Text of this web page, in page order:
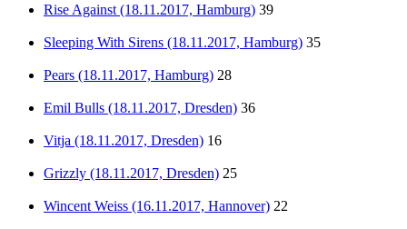
Rise Against (18.11.2017, Hamburg) 39
Sleeping With Sirens (18.11.2017, Hamburg) 35
Pears (18.11.2017, Hamburg) 28
Emil Bulls (18.11.2017, Dresden) 36
Vitja (18.11.2017, Dresden) 16
Grizzly (18.11.2017, Dresden) 25
Wincent Weiss (16.11.2017, Hannover) 22